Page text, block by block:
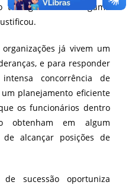
agenda com alguma
já vivem um
e para responder
concorrência de
planejamento eficiente
os funcionários dentro
obtenham em algum
alcançar posições de
sucessão oportuniza